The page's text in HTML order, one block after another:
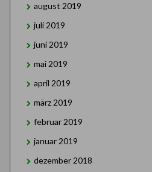
august 2019
juli 2019
juni 2019
mai 2019
april 2019
märz 2019
februar 2019
januar 2019
dezember 2018